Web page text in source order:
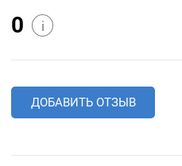
0 i
ДОБАВИТЬ ОТЗЫВ